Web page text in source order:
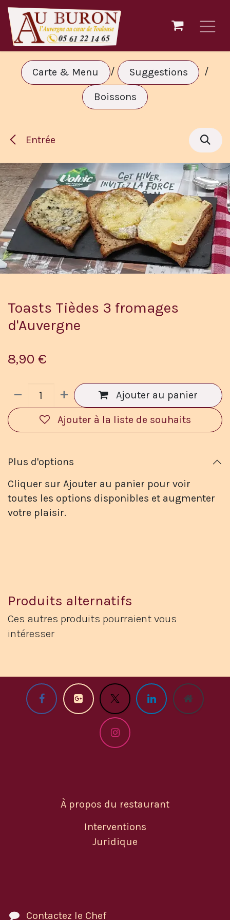
Se rendre au contenu
Carte & Menu / Suggestions /
Boissons
Entrée
Toasts Tièdes 3 fromages
d'Auvergne
8,90 €
Ajouter au panier
Ajouter à la liste de souhaits
Plus d'options
Cliquer sur Ajouter au panier pour voir
toutes les options disponibles et augmenter
votre plaisir.
Produits alternatifs
Ces autres produits pourraient vous
intéresser
À propos du restaurant
Interventions
Juridique
Contactez le Chef